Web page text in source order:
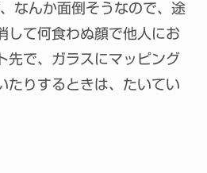
なんか面倒そうなので、途
して何食わぬ顔で他人にお
先で、ガラスにマッピング
たりするときは、たいてい